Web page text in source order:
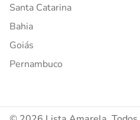
Santa Catarina
Bahia
Goiás
Pernambuco